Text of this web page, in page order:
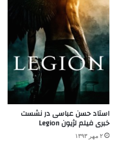
استاد حسن عباسی در نشست
خبری فیلم لژیون Legion
۲ مهر ۱۳۹۳